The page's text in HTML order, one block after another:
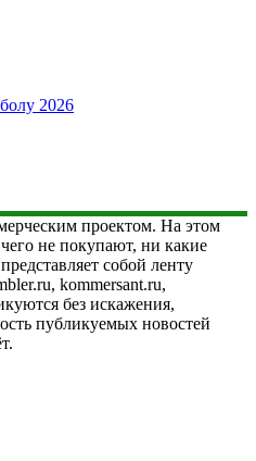
2026
проектом. На этом
не покупают, ни какие
собой ленту
kommersant.ru,
без искажения,
публикуемых новостей